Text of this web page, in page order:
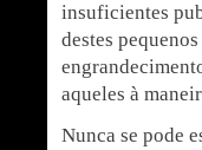
insuficientes
destes
aqueles à
Nunca se pode